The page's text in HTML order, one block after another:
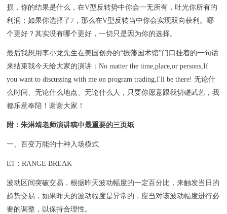
损，你的结果是什么，在V型反转势中你会一无所有，吐光你所有的
利润；如果你选择了7，那么在V型反转当中你会实现双向获利。哪
个更好？其实没有哪个更好，一切只是因为你的选择。
最后我想用李小龙先生在美国创办的“振藩国术馆”门口挂着的一句话
来结束我今天给大家的演讲：No matter the time,place,or persons,If
you want to discussing with me on program trading,I'll be there! 无论什
么时间、无论什么地点、无论什么人，只要你愿意跟我切磋武艺，我
都乐意奉陪！谢谢大家！
附：朱淋靖老师演讲稿中最重要的三页纸
一、百变万能的十种入场模式
E1：RANGE BREAK
波动区间突破交易，根据昨天波动幅度的一定百分比，来触发当日的
趋势交易，如果昨天的波动幅度是异常的，应当对该波动幅度进行必
要的调整，以保持合理性。